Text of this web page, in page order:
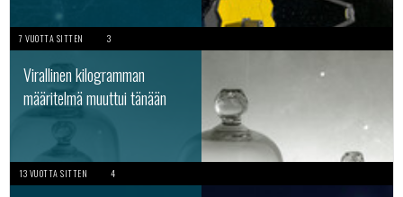
7 VUOTTA SITTEN 3
Virallinen kilogramman
määritelmä muuttui tänään
13 VUOTTA SITTEN 4